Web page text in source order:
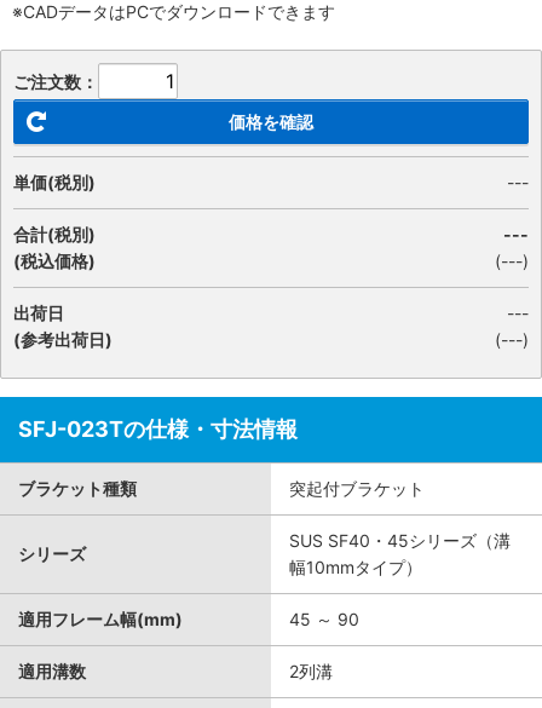
※CADデータはPCでダウンロードできます
ご注文数：
価格を確認
単価(税別) ---
合計(税別)
(税込価格)
---
(---)
出荷日
(参考出荷日)
---
(---)
SFJ-023Tの仕様・寸法情報
ブラケット種類 突起付ブラケット
シリーズ
SUS SF40・45シリーズ（溝
幅10mmタイプ）
適用フレーム幅(mm) 45 ～ 90
適用溝数 2列溝